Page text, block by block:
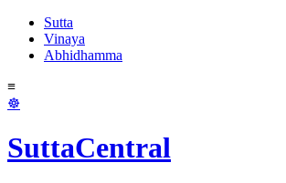
Sutta
Vinaya
Abhidhamma
≡
☸
SuttaCentral